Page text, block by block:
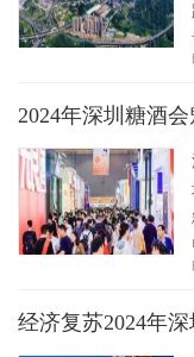
2024年深圳糖酒
经济复苏2024年